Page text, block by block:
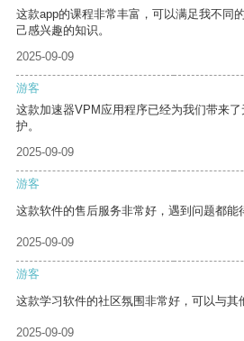
这款app的课程非常丰富，可以满足我不同
己感兴趣的知识。
2025-09-09
游客
这款加速器VPM应用程序已经为我们带来
护。
2025-09-09
游客
这款软件的售后服务非常好，遇到问题都能
2025-09-09
游客
这款学习软件的社区氛围非常好，可以与其
2025-09-09